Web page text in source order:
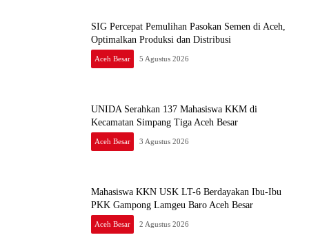
SIG Percepat Pemulihan Pasokan Semen di Aceh,
Optimalkan Produksi dan Distribusi
Aceh Besar 5 Agustus 2026
UNIDA Serahkan 137 Mahasiswa KKM di
Kecamatan Simpang Tiga Aceh Besar
Aceh Besar 3 Agustus 2026
Mahasiswa KKN USK LT-6 Berdayakan Ibu-Ibu
PKK Gampong Lamgeu Baro Aceh Besar
Aceh Besar 2 Agustus 2026